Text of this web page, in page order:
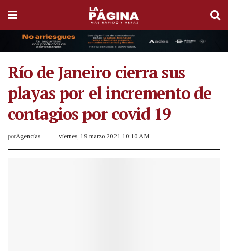
Río de Janeiro cierra sus
playas por el incremento de
contagios por covid 19
porAgencias viernes, 19 marzo 2021 10:10 AM